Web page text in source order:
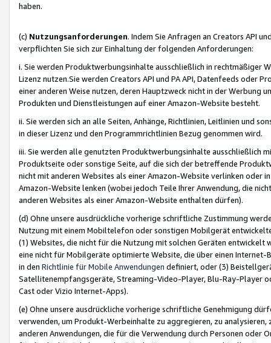
haben.
(c) Nutzungsanforderungen. Indem Sie Anfragen an Creators API
verpflichten Sie sich zur Einhaltung der folgenden Anforderungen:
i. Sie werden Produktwerbungsinhalte ausschließlich in rechtmäßiger
Lizenz nutzen.Sie werden Creators API und PA API, Datenfeeds oder
einer anderen Weise nutzen, deren Hauptzweck nicht in der Werbung
Produkten und Dienstleistungen auf einer Amazon-Website besteht.
ii. Sie werden sich an alle Seiten, Anhänge, Richtlinien, Leitlinien und
in dieser Lizenz und den Programmrichtlinien Bezug genommen wird.
iii. Sie werden alle genutzten Produktwerbungsinhalte ausschließlich
Produktseite oder sonstige Seite, auf die sich der betreffende
nicht mit anderen Websites als einer Amazon-Website verlinken oder
Amazon-Website lenken (wobei jedoch Teile Ihrer Anwendung, die
anderen Websites als einer Amazon-Website enthalten dürfen).
(d) Ohne unsere ausdrückliche vorherige schriftliche Zustimmung
Nutzung mit einem Mobiltelefon oder sonstigen Mobilgerät
(1) Websites, die nicht für die Nutzung mit solchen Geräten
eine nicht für Mobilgeräte optimierte Website, die über einen
in den Richtlinie für Mobile Anwendungen definiert, oder (3)
Satellitenempfangsgeräte, Streaming-Video-Player, Blu-Ray-Player
Cast oder Vizio Internet-Apps).
(e) Ohne unsere ausdrückliche vorherige schriftliche Genehmigung
verwenden, um Produkt-Werbeinhalte zu aggregieren, zu
anderen Anwendungen, die für die Verwendung durch Personen